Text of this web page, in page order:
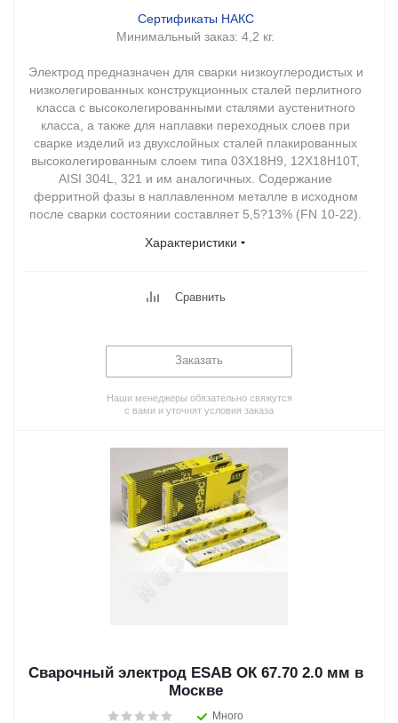
Сертификаты НАКС
Минимальный заказ: 4,2 кг.
Электрод предназначен для сварки низкоуглеродистых и
низколегированных конструкционных сталей перлитного
класса с высоколегированными сталями аустенитного
класса, а также для наплавки переходных слоев при
сварке изделий из двухслойных сталей плакированных
высоколегированным слоем типа 03Х18Н9, 12Х18Н10Т,
AISI 304L, 321 и им аналогичных. Содержание
ферритной фазы в наплавленном металле в исходном
после сварки состоянии составляет 5,5?13% (FN 10-22).
Характеристики
Сравнить
Заказать
Наши менеджеры обязательно свяжутся
с вами и уточнят условия заказа
Сварочный электрод ESAB ОК 67.70 2.0 мм в
Москве
Много